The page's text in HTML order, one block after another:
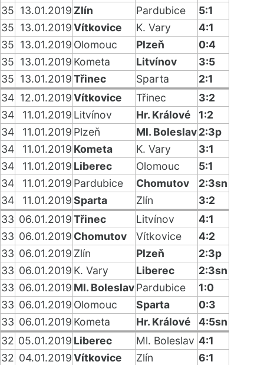
35 13.01.2019 Zlín Pardubice
5:1
35 13.01.2019Vítkovice K. Vary
4:1
35 13.01.2019 Olomouc Plzeň
0:4
35 13.01.2019 Kometa Litvínov
3:5
35 13.01.2019Třinec Sparta
2:1
34 12.01.2019Vítkovice Třinec
3:2
34
11.01.2019 Litvínov Hr. Králové
1:2
34
11.01.2019 Plzeň Ml. Boleslav2:3p
34
11.01.2019 Kometa K. Vary
3:1
34
11.01.2019 Liberec Olomouc
5:1
34
11.01.2019 Pardubice Chomutov
2:3sn
34
11.01.2019Sparta Zlín
3:2
33 06.01.2019Třinec Litvínov
4:1
33 06.01.2019 Chomutov Vítkovice
4:2
33 06.01.2019 Zlín Plzeň
2:3p
33 06.01.2019 K. Vary Liberec
2:3sn
33 06.01.2019 Ml. BoleslavPardubice
1:0
33 06.01.2019 Olomouc Sparta
0:3
33 06.01.2019 Kometa Hr. Králové
4:5sn
32 05.01.2019 Liberec Ml. Boleslav 4:1
32 04.01.2019Vítkovice Zlín
6:1